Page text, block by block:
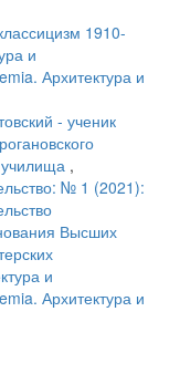
1910-
и
Архитектура и
- ученик
,
№ 1 (2021):
Высших
и
Архитектура и